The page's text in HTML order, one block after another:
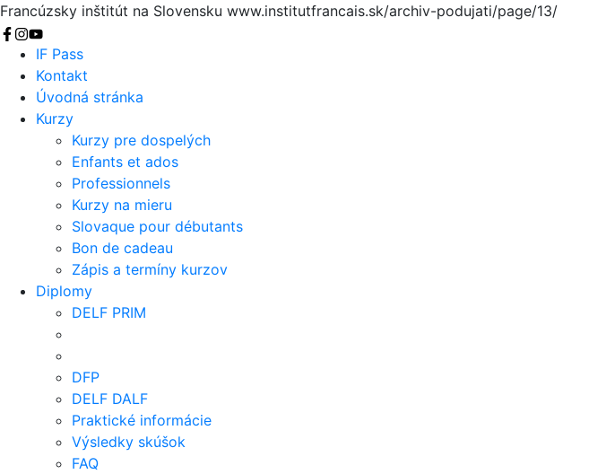
Francúzsky inštitút na Slovensku www.institutfrancais.sk/archiv-podujati/page/13/
Vyhľadať
IF Pass
Kontakt
Úvodná stránka
Kurzy
Kurzy pre dospelých
Enfants et ados
Professionnels
Kurzy na mieru
Slovaque pour débutants
Bon de cadeau
Zápis a termíny kurzov
Diplomy
DELF PRIM
DFP
DELF DALF
Praktické informácie
Výsledky skúšok
FAQ